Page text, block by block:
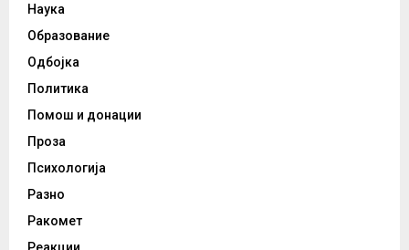
Наука
Образование
Одбојка
Политика
Помош и донации
Проза
Психологија
Разно
Ракомет
Реакции